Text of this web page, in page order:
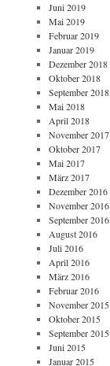
Juni 2019
Mai 2019
Februar 2019
Januar 2019
Dezember 2018
Oktober 2018
September 2018
Mai 2018
April 2018
November 2017
Oktober 2017
Mai 2017
März 2017
Dezember 2016
November 2016
September 2016
August 2016
Juli 2016
April 2016
März 2016
Februar 2016
November 2015
Oktober 2015
September 2015
Juni 2015
Januar 2015